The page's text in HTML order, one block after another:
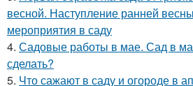
весной. Наступление ранней
мероприятия в саду
4. Садовые работы в мае. Сад в
сделать?
5. Что сажают в саду и огороде в